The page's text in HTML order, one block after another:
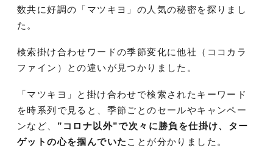
数共に好調の「マツキヨ」の人気の秘密を探りまし
た。
検索掛け合わせワードの季節変化に他社（ココカラ
ファイン）との違いが見つかりました。
「マツキヨ」と掛け合わせで検索されたキーワード
を時系列で見ると、季節ごとのセールやキャンペー
ンなど、 ”コロナ以外”で次々に勝負を仕掛け、ター
ゲットの心を掴んでいた ことが分かりました。